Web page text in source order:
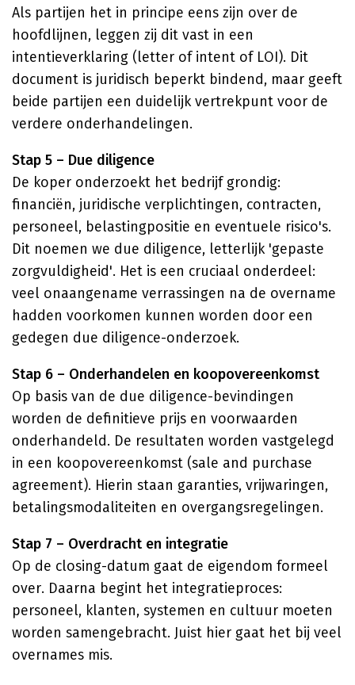
Als partijen het in principe eens zijn over de
hoofdlijnen, leggen zij dit vast in een
intentieverklaring (letter of intent of LOI). Dit
document is juridisch beperkt bindend, maar geeft
beide partijen een duidelijk vertrekpunt voor de
verdere onderhandelingen.
Stap 5 – Due diligence
De koper onderzoekt het bedrijf grondig:
financiën, juridische verplichtingen, contracten,
personeel, belastingpositie en eventuele risico's.
Dit noemen we due diligence, letterlijk 'gepaste
zorgvuldigheid'. Het is een cruciaal onderdeel:
veel onaangename verrassingen na de overname
hadden voorkomen kunnen worden door een
gedegen due diligence-onderzoek.
Stap 6 – Onderhandelen en koopovereenkomst
Op basis van de due diligence-bevindingen
worden de definitieve prijs en voorwaarden
onderhandeld. De resultaten worden vastgelegd
in een koopovereenkomst (sale and purchase
agreement). Hierin staan garanties, vrijwaringen,
betalingsmodaliteiten en overgangsregelingen.
Stap 7 – Overdracht en integratie
Op de closing-datum gaat de eigendom formeel
over. Daarna begint het integratieproces:
personeel, klanten, systemen en cultuur moeten
worden samengebracht. Juist hier gaat het bij veel
overnames mis.